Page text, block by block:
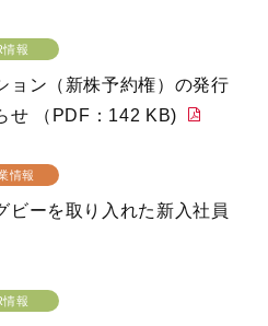
情報
ョン（新株予約権）の発行
せ （PDF：142 KB)
情報
ビーを取り入れた新入社員
情報